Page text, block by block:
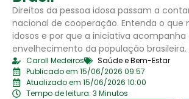
Direitos da pessoa idosa passam a
nacional de cooperação. Entenda o que
idosos e por que a iniciativa acompanha
envelhecimento da população brasileira.
Caroll Medeiros
Saúde e Bem-Estar
Publicado em 15/06/2026 09:57
Atualizado em 15/06/2026 10:00
Tempo de leitura: 3 Minutos